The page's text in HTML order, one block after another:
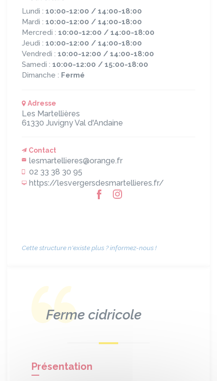
Lundi : 10:00-12:00 / 14:00-18:00
Mardi : 10:00-12:00 / 14:00-18:00
Mercredi : 10:00-12:00 / 14:00-18:00
Jeudi : 10:00-12:00 / 14:00-18:00
Vendredi : 10:00-12:00 / 14:00-18:00
Samedi : 10:00-12:00 / 15:00-18:00
Dimanche : Fermé
Adresse
Les Martellières
61330 Juvigny Val d'Andaine
Contact
lesmartellieres@orange.fr
02 33 38 30 95
https://lesvergersdesmartellieres.fr/
Cette structure n'existe plus ? informez-nous !
Ferme cidricole
Présentation